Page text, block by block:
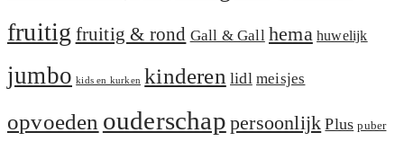
fruitig fruitig & rond Gall & Gall hema huwelijk
jumbo kids en kurken kinderen lidl meisjes
opvoeden ouderschap persoonlijk Plus puber